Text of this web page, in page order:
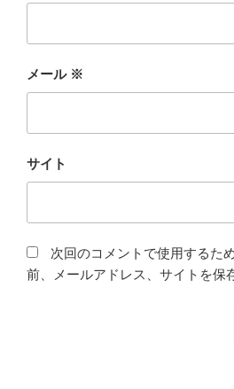
メール ※
サイト
次回のコメントで使用するた
前、メールアドレス、サイトを保